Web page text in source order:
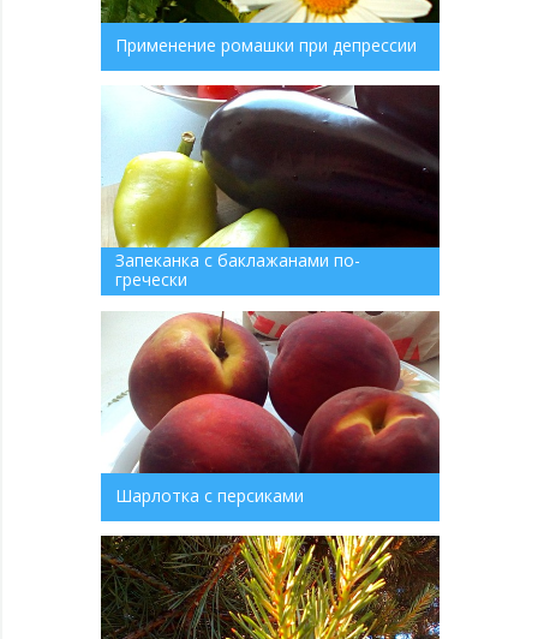
Применение ромашки при депрессии
Запеканка с баклажанами по-
гречески
Шарлотка с персиками